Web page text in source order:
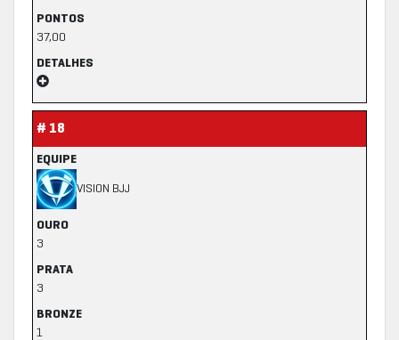
PONTOS
37,00
DETALHES
# 18
EQUIPE
VISION BJJ
OURO
3
PRATA
3
BRONZE
1